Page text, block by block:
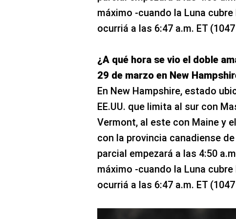
máximo -cuando la Luna
ocurriá a las 6:47 a.m. ET
¿A qué hora se vio el doble
29 de marzo en New
En New Hampshire, estado
EE.UU. que limita al sur con
Vermont, al este con Maine y
con la provincia canadiense
parcial empezará a las 4:50
máximo -cuando la Luna
ocurriá a las 6:47 a.m. ET